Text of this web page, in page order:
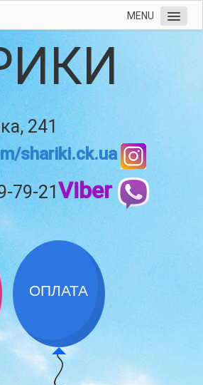
MENU
241
shariki.ck.ua
79-21Viber
ОПЛАТА